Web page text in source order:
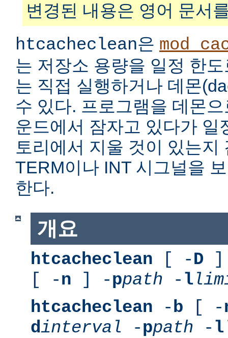
변경된 내용은 영어 문서
htcacheclean은
는 저장소 용량을 일정 한
는 직접 실행하거나 데몬
수 있다. 프로그램을 데몬
운드에서 잠자고 있다가 일
토리에서 지울 것이 있는지
TERM이나 INT 시그널을
한다.
개요
htcacheclean [ -D ]
[ -n ] -ppath - l
htcacheclean -b [ -
dinterval -ppath - l